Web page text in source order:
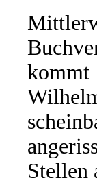
Stellen